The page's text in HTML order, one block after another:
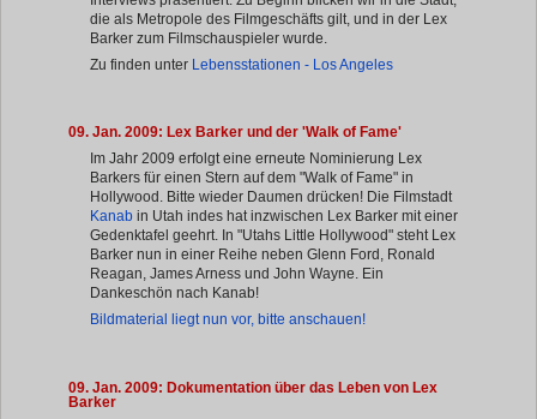
die als Metropole des Filmgeschäfts gilt, und in der Lex
Barker zum Filmschauspieler wurde.
Zu finden unter
Lebensstationen - Los Angeles
09. Jan. 2009: Lex Barker und der 'Walk of Fame'
Im Jahr 2009 erfolgt eine erneute Nominierung Lex
Barkers für einen Stern auf dem "Walk of Fame" in
Hollywood. Bitte wieder Daumen drücken! Die Filmstadt
Kanab in Utah indes hat inzwischen Lex Barker mit einer
Gedenktafel geehrt. In "Utahs Little Hollywood" steht Lex
Barker nun in einer Reihe neben Glenn Ford, Ronald
Reagan, James Arness und John Wayne. Ein
Dankeschön nach Kanab!
Bildmaterial liegt nun vor, bitte anschauen!
09. Jan. 2009: Dokumentation über das Leben von Lex
Barker